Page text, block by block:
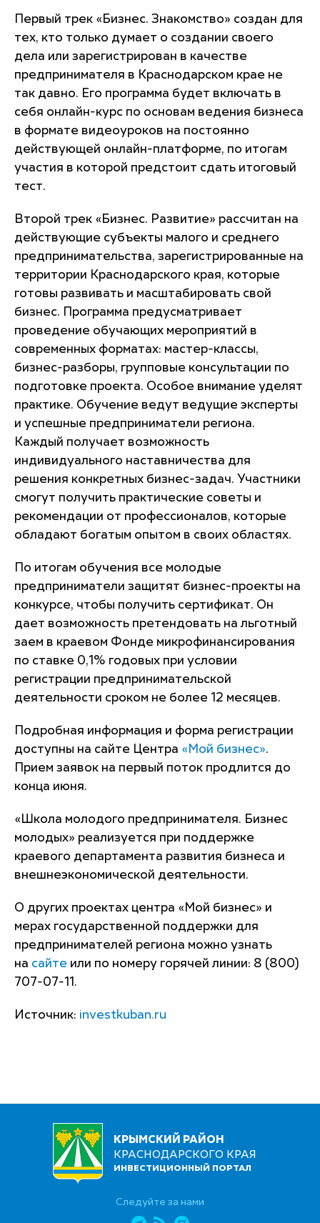
Первый трек «Бизнес. Знакомство» создан для
тех, кто только думает о создании своего
дела или зарегистрирован в качестве
предпринимателя в Краснодарском крае не
так давно. Его программа будет включать в
себя онлайн-курс по основам ведения бизнеса
в формате видеоуроков на постоянно
действующей онлайн-платформе, по итогам
участия в которой предстоит сдать итоговый
тест.
Второй трек «Бизнес. Развитие» рассчитан на
действующие субъекты малого и среднего
предпринимательства, зарегистрированные на
территории Краснодарского края, которые
готовы развивать и масштабировать свой
бизнес. Программа предусматривает
проведение обучающих мероприятий в
современных форматах: мастер-классы,
бизнес-разборы, групповые консультации по
подготовке проекта. Особое внимание уделят
практике. Обучение ведут ведущие эксперты
и успешные предприниматели региона.
Каждый получает возможность
индивидуального наставничества для
решения конкретных бизнес-задач. Участники
смогут получить практические советы и
рекомендации от профессионалов, которые
обладают богатым опытом в своих областях.
По итогам обучения все молодые
предприниматели защитят бизнес-проекты на
конкурсе, чтобы получить сертификат. Он
дает возможность претендовать на льготный
заем в краевом Фонде микрофинансирования
по ставке 0,1% годовых при условии
регистрации предпринимательской
деятельности сроком не более 12 месяцев.
Подробная информация и форма регистрации
доступны на сайте Центра «Мой бизнес».
Прием заявок на первый поток продлится до
конца июня.
«Школа молодого предпринимателя. Бизнес
молодых» реализуется при поддержке
краевого департамента развития бизнеса и
внешнеэкономической деятельности.
О других проектах центра «Мой бизнес» и
мерах государственной поддержки для
предпринимателей региона можно узнать
на сайте или по номеру горячей линии: 8 (800)
707-07-11.
Источник: investkuban.ru
КРЫМСКИЙ РАЙОН
КРАСНОДАРСКОГО КРАЯ
ИНВЕСТИЦИОННЫЙ ПОРТАЛ
Следуйте за нами